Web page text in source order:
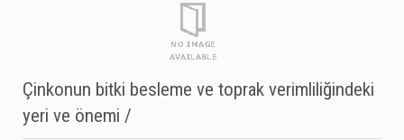
Çinkonun bitki besleme ve toprak verimliliğindeki
yeri ve önemi /